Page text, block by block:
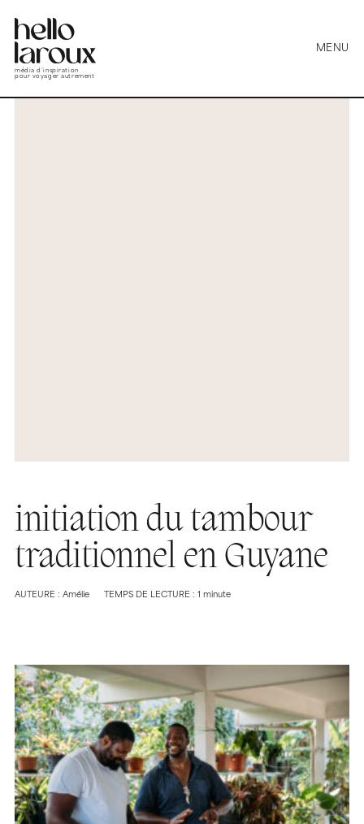
média d’inspiration
pour voyager autrement
MENU
initiation du tambour
traditionnel en Guyane
AUTEURE : Amélie TEMPS DE LECTURE : 1 minute